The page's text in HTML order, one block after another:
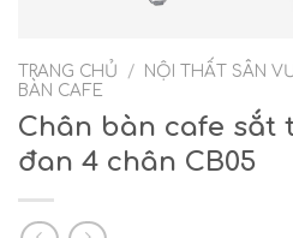
TRANG CHỦ / NỘI THẤT SÂN
BÀN CAFE
Chân bàn cafe sắt
đan 4 chân CB05